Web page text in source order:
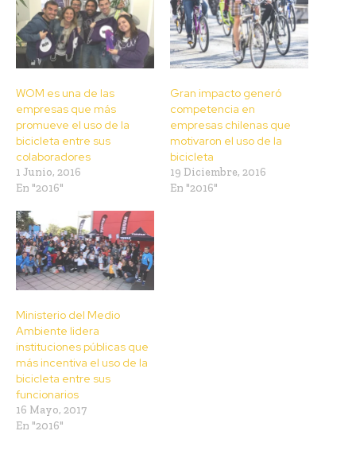
WOM es una de las
empresas que más
promueve el uso de la
bicicleta entre sus
colaboradores
1 Junio, 2016
En "2016"
Gran impacto generó
competencia en
empresas chilenas que
motivaron el uso de la
bicicleta
19 Diciembre, 2016
En "2016"
Ministerio del Medio
Ambiente lidera
instituciones públicas que
más incentiva el uso de la
bicicleta entre sus
funcionarios
16 Mayo, 2017
En "2016"